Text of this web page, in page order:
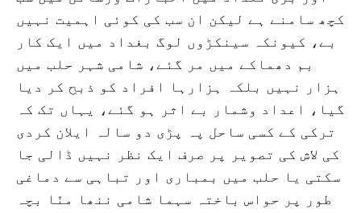
کچھ سامنے ہے لیکن ان سب کی کوئی اہمیت نہیں
بے، کیونکہ سینکڑوں لوگ بغداد ميں ايک کار
بم دھماکے ميں مر گئے، شامی شہر حلب میں
ہزار نہیں بلکہ ہزارہا افراد کو ذبح کر دیا
گیا، اعداد وشمار بے اثر ہو گئے، یہاں تک کہ
ترکی کے کسی ساحل پہ پڑی دو سالہ ایلان کردی
کی لاش کی تصویر پر صرف ایک نظر نہیں ڈالی جا
سکتی یا حلب میں بمباری اور تباہی سے دماغی
طور پر حواس باختہ سہما شامی ننھا منّا بچہ